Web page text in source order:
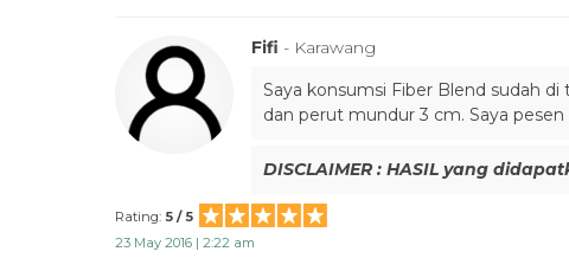
Fifi - Karawang
Saya konsumsi Fiber Blend sudah
dan perut mundur 3 cm. Saya
DISCLAIMER : HASIL yang
Rating: 5 / 5
23 May 2016 | 2:22 am